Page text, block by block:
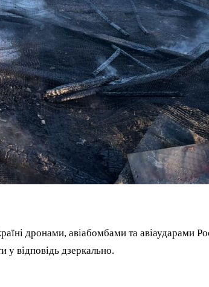
дронами, авіабомбами та авіаударами
у відповідь дзеркально.